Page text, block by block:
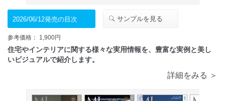
2026/06/12発売の目次 サンプルを見る
参考価格： 1,900円
住宅やインテリアに関する様々な実用情報を、豊富な実例と美し
いビジュアルで紹介します。
詳細をみる ＞